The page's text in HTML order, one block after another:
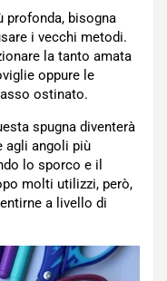
profonda, bisogna
i vecchi metodi.
la tanto amata
oppure le
ostinato.
spugna diventerà
agli angoli più
lo sporco e il
molti utilizzi, però,
a livello di